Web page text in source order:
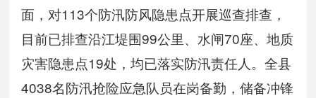
面，对113个防汛防风隐患点开展巡查排查，
目前已排查沿江堤围99公里、水闸70座、地质
灾害隐患点19处，均已落实防汛责任人。全县
4038名防汛抢险应急队员在岗备勤，储备冲锋